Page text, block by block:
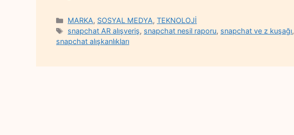
Categories
MARKA, SOSYAL MEDYA,TEKNOLOJİ
Tags
snapchat AR alışveriş, snapchat nesil raporu, snapchat ve z kuşağı,
snapchat alışkanlıkları